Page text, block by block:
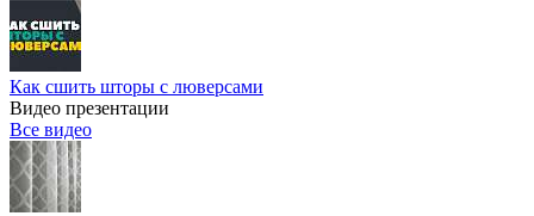
Как сшить шторы с люверсами
Видео презентации
Все видео